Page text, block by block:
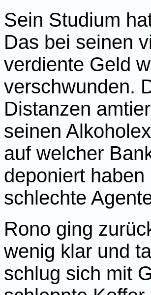
Sein Studium
Das bei seinen
verdiente Geld
verschwunden.
Distanzen
seinen
auf welcher
deponiert
schlechte
Rono ging
wenig klar und
schlug sich mit